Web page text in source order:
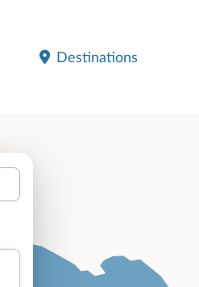
Destinations